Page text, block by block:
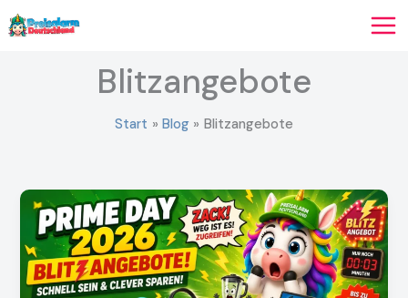
Zum
Inhalt
Blitzangebote
Start Blog Blitzangebote